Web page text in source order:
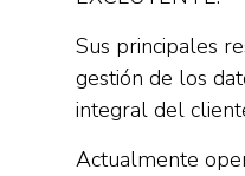
Sus principales
gestión de los
integral del
Actualmente